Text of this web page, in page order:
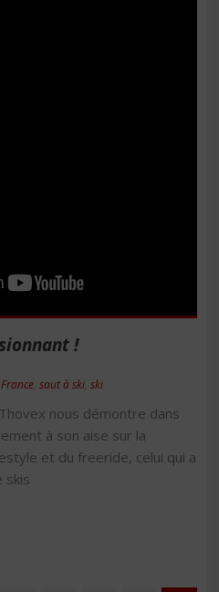
!
saut à ski ski
nous démontre dans
à son aise sur la
et du freeride, celui qui a
skis